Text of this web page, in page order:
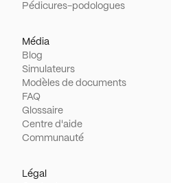
Pédicures-podologues
Média
Blog
Simulateurs
Modèles de documents
FAQ
Glossaire
Centre d'aide
Communauté
Légal